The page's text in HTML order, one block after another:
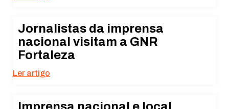
Jornalistas da imprensa
nacional visitam a GNR
Fortaleza
Ler artigo